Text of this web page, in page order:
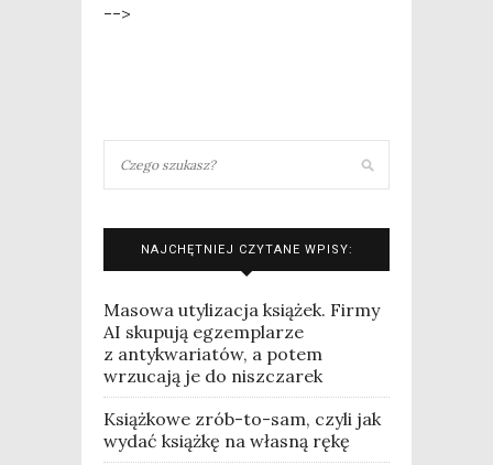
-->
NAJCHĘTNIEJ CZYTANE WPISY:
Masowa utylizacja książek. Firmy
AI skupują egzemplarze
z antykwariatów, a potem
wrzucają je do niszczarek
Książkowe zrób-to-sam, czyli jak
wydać książkę na własną rękę